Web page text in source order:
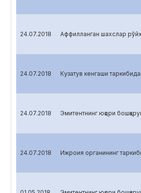
24.07.2018 Аффилланган шахслар
24.07.2018 Кузатув кенгаши
24.07.2018 Эмитентнинг юқори
24.07.2018 Ижроия органининг